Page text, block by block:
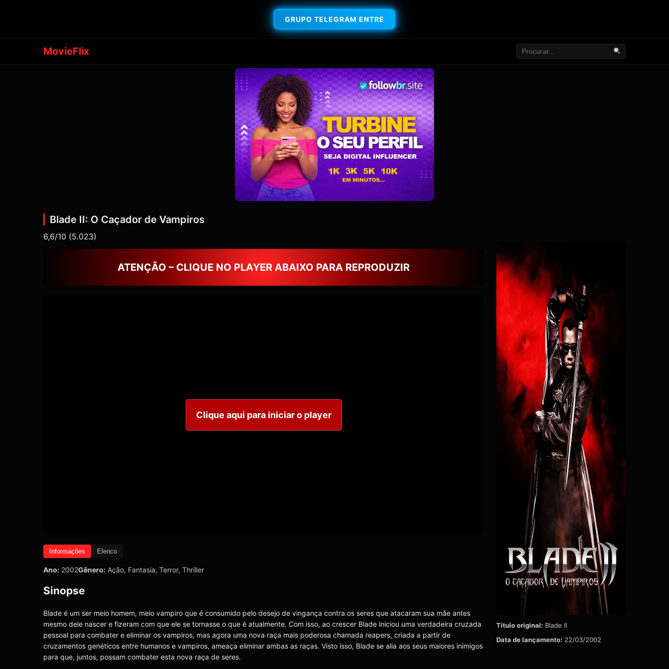
GRUPO TELEGRAM ENTRE
MovieFlix
Blade II: O Caçador de Vampiros
6,6/10 (5.023)
ATENÇÃO – CLIQUE NO PLAYER ABAIXO PARA REPRODUZIR
Clique aqui para iniciar o player
Informações Elenco
Ano: 2002Gênero: Ação, Fantasia, Terror, Thriller
Sinopse
Blade é um ser meio homem, meio vampiro que é consumido pelo desejo de vingança contra os seres que atacaram sua mãe antes
mesmo dele nascer e fizeram com que ele se tornasse o que é atualmente. Com isso, ao crescer Blade iniciou uma verdadeira cruzada
pessoal para combater e eliminar os vampiros, mas agora uma nova raça mais poderosa chamada reapers, criada a partir de
cruzamentos genéticos entre humanos e vampiros, ameaça eliminar ambas as raças. Visto isso, Blade se alia aos seus maiores inimigos
para que, juntos, possam combater esta nova raça de seres.
Título original: Blade II
Data de lançamento: 22/03/2002